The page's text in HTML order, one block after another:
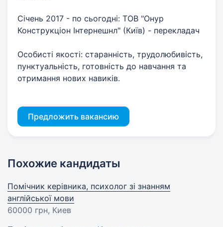
Січень 2017 - по сьогодні: ТОВ "Онур
Конструкціон Інтернешнл" (Київ) - перекладач
Особисті якості: старанність, трудолюбивість,
пунктуальність, готовність до навчання та
отримання нових навиків.
Предложить вакансию
Похожие кандидаты
Помічник керівника, психолог зі знанням
англійської мови
60000 грн, Киев